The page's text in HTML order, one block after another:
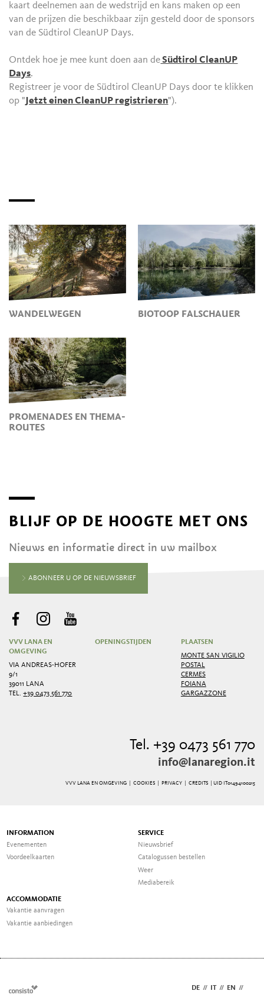
kaart deelnemen aan de wedstrijd en kans maken op een
van de prijzen die beschikbaar zijn gesteld door de sponsors
van de Südtirol CleanUP Days.
Ontdek hoe je mee kunt doen aan deSüdtirol CleanUP
Days.
Registreer je voor de Südtirol CleanUP Days door te klikken
op " Jetzt einen CleanUP registrieren").
WANDELWEGEN BIOTOOP FALSCHAUER
PROMENADES EN THEMA-
ROUTES
BLIJF OP DE HOOGTE MET ONS
Nieuws en informatie direct in uw mailbox
ABONNEER U OP DE NIEUWSBRIEF
VVV LANA EN
OMGEVING
VIA ANDREAS-HOFER
9/1
39011 LANA
TEL.+39 0473 561 770
OPENINGSTIJDEN
PLAATSEN
MONTE SAN VIGILIO
POSTAL
CERMES
FOIANA
GARGAZZONE
Tel. +39 0473 561 770
info@lanaregion.it
VVV LANA EN OMGEVING | COOKIES| PRIVACY| CREDITS | UID IT01494100215
INFORMATION
Evenementen
Voordeelkaarten
SERVICE
Nieuwsbrief
Catalogussen bestellen
Weer
Mediabereik
ACCOMMODATIE
Vakantie aanvragen
Vakantie aanbiedingen
DE // // EN //